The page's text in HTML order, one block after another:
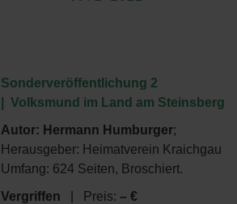
Sonderveröffentlichung 2
| Volksmund im Land am Steinsberg
Autor: Hermann Humburger;
Herausgeber: Heimatverein Kraichgau
Umfang: 624 Seiten, Broschiert.
Vergriffen | Preis: – €